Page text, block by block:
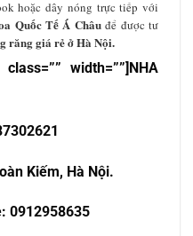
hoặc dây nóng trực tiếp với
Quốc Tế Á Châuđể được tư
răng giá rẻ ở Hà Nội.
width=””]NHA
Kiếm, Hà Nội.
0912958635